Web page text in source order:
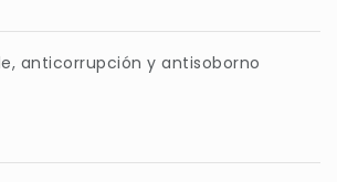
anticorrupción y antisoborno